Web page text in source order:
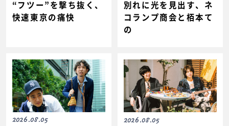
“フツー”を撃ち抜く、
快速東京の痛快
別れに光を見出す、ネ
コランプ商会と栢本て
の
2026.08.05 2026.08.05